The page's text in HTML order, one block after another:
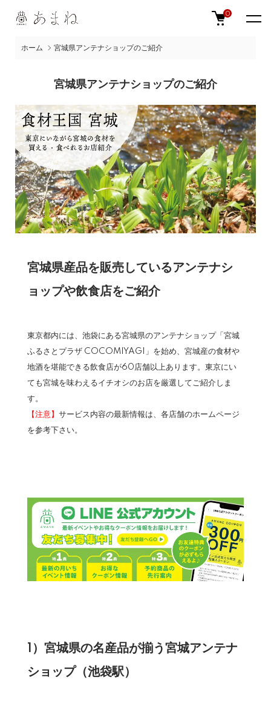
0
ホーム 宮城県アンテナショップのご紹介
宮城県アンテナショップのご紹介
宮城県産品を販売しているアンテナシ
ョップや飲食店をご紹介
東京都内には、池袋にある宮城県のアンテナショップ「宮城
ふるさとプラザ COCOMIYAGI」を始め、宮城産の食材や
地酒を堪能できる飲食店が60店舗以上あります。東京にい
ても宮城を味わえるイチオシのお店を厳選してご紹介しま
す。
【注意】 サービス内容の最新情報は、各店舗のホームページ
を参考下さい。
1）宮城県の名産品が揃う宮城アンテナ
ショップ（池袋駅）